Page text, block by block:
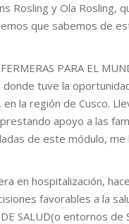
Rosling y Ola
que sabemos de
PARA EL
tuve la
la región de Cusco.
apoyo a las
de este módulo,
en hospitalización,
favorables a la
SALUD(o entornos de